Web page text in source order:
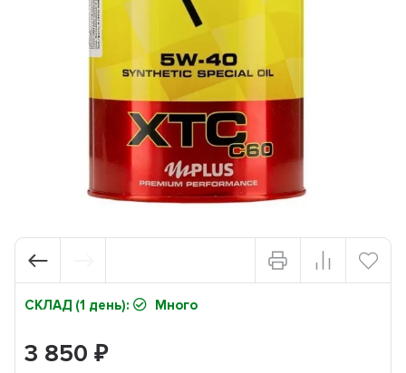
СКЛАД (1 день): Много
3 850₽